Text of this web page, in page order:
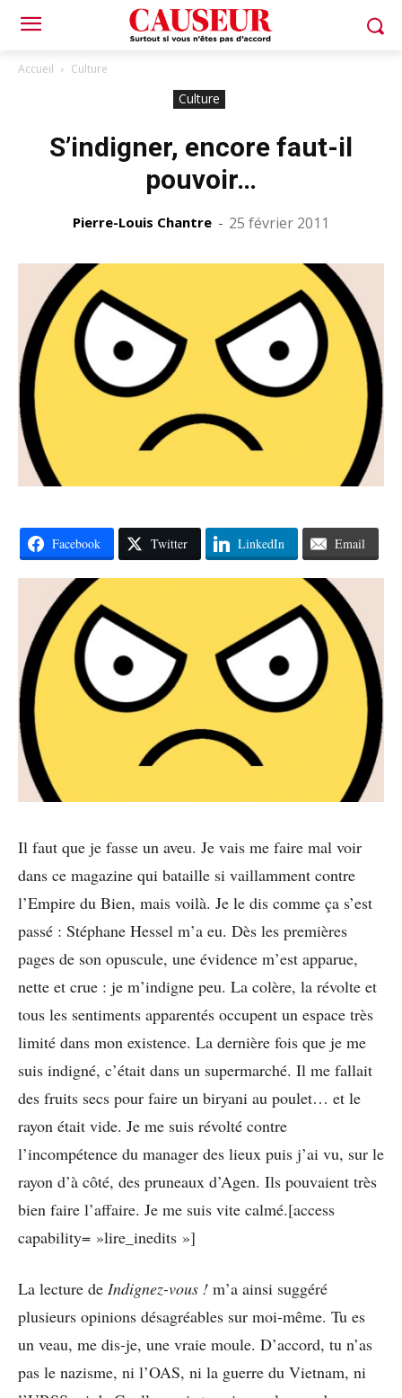
Accueil Culture
Culture
S’indigner, encore faut-il
pouvoir…
Pierre-Louis Chantre - 25 février 2011
Facebook Twitter LinkedIn Email
Il faut que je fasse un aveu. Je vais me faire mal voir
dans ce magazine qui bataille si vaillamment contre
l’Empire du Bien, mais voilà. Je le dis comme ça s’est
passé : Stéphane Hessel m’a eu. Dès les premières
pages de son opuscule, une évidence m’est apparue,
nette et crue : je m’indigne peu. La colère, la révolte et
tous les sentiments apparentés occupent un espace très
limité dans mon existence. La dernière fois que je me
suis indigné, c’était dans un supermarché. Il me fallait
des fruits secs pour faire un biryani au poulet… et le
rayon était vide. Je me suis révolté contre
l’incompétence du manager des lieux puis j’ai vu, sur le
rayon d’à côté, des pruneaux d’Agen. Ils pouvaient très
bien faire l’affaire. Je me suis vite calmé.[access
capability= »lire_inedits »]
La lecture de Indignez-vous ! m’a ainsi suggéré
plusieurs opinions désagréables sur moi-même. Tu es
un veau, me dis-je, une vraie moule. D’accord, tu n’as
pas le nazisme, ni l’OAS, ni la guerre du Vietnam, ni